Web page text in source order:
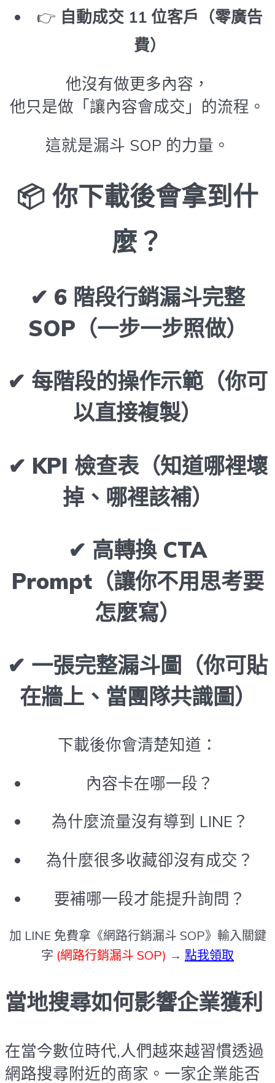
👉 自動成交 11 位客戶（零廣告
費）
他沒有做更多內容，
他只是做「讓內容會成交」的流程。
這就是漏斗 SOP 的力量。
📦 你下載後會拿到什
麼？
✔ 6 階段行銷漏斗完整
SOP（一步一步照做）
✔ 每階段的操作示範（你可
以直接複製）
✔ KPI 檢查表（知道哪裡壞
掉、哪裡該補）
✔ 高轉換 CTA
Prompt（讓你不用思考要
怎麼寫）
✔ 一張完整漏斗圖（你可貼
在牆上、當團隊共識圖）
下載後你會清楚知道：
內容卡在哪一段？
為什麼流量沒有導到 LINE？
為什麼很多收藏卻沒有成交？
要補哪一段才能提升詢問？
加 LINE 免費拿《網路行銷漏斗 SOP》輸入關鍵
字 (網路行銷漏斗 SOP) → 點我領取
當地搜尋如何影響企業獲利
在當今數位時代,人們越來越習慣透過
網路搜尋附近的商家。一家企業能否